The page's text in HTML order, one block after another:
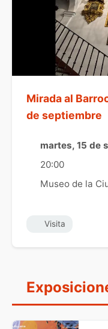
Mirada al
de septiembre
martes, 15 de
20:00
Museo de la
Visita